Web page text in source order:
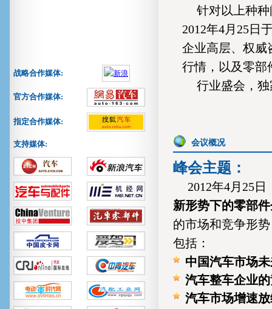
战略合作媒体:
官方合作媒体:
指定合作媒体:
支持媒体:
针对以上种
2012年4月25日
企业高层、权威
行情，以及零部
行业盛会，
会议概况
峰会主题：
2012年4月25
新形势下的零部
的市场和竞争形
包括：
中国汽车市场
汽车整车企业
汽车市场增速